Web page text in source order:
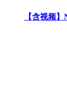
【含视频